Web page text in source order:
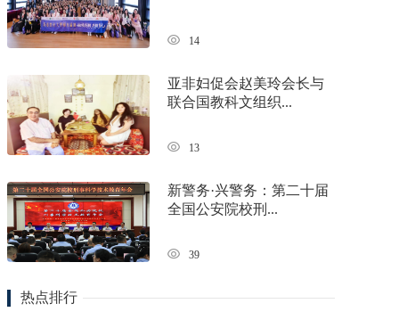
14
亚非妇促会赵美玲会长与
联合国教科文组织...
13
新警务·兴警务：第二十届
全国公安院校刑...
39
热点排行